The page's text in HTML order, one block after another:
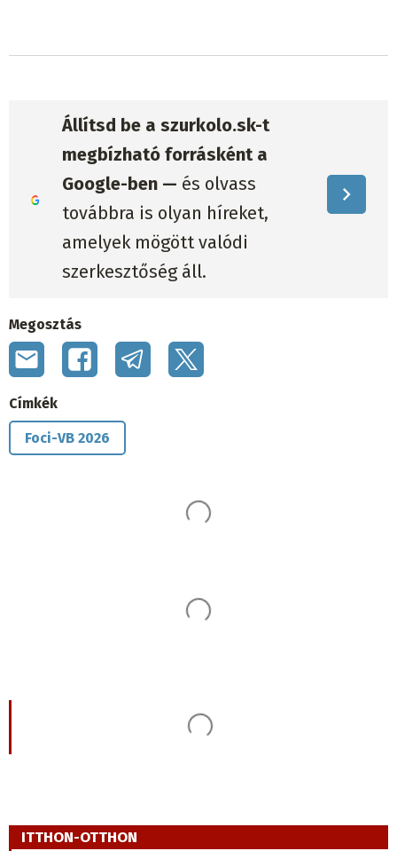
Állítsd be a szurkolo.sk-t
megbízható forrásként a
Google-ben — és olvass
továbbra is olyan híreket,
amelyek mögött valódi
szerkesztőség áll.
Megosztás
Címkék
Foci-VB 2026
ITTHON-OTTHON